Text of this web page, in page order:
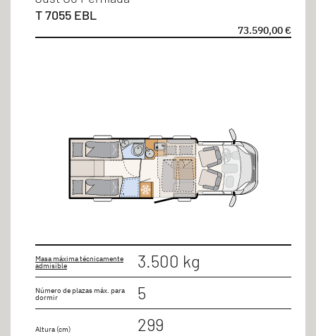
T 7055 EBL
73.590,00 €
Masa máxima técnicamente
admisible 3.500 kg
Número de plazas máx. para
dormir 5
Altura (cm) 299